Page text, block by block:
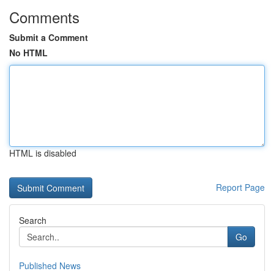
Comments
Submit a Comment
No HTML
HTML is disabled
Report Page
Search
Go
Published News